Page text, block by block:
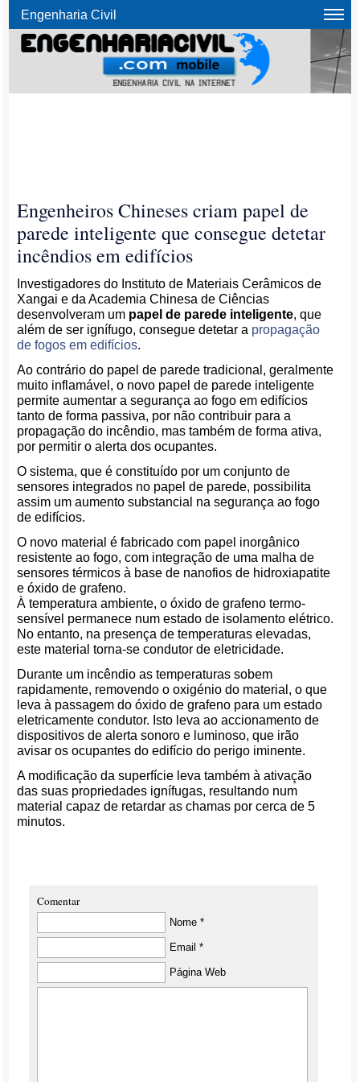
Engenharia Civil
Engenheiros Chineses criam papel de
parede inteligente que consegue detetar
incêndios em edifícios
Investigadores do Instituto de Materiais Cerâmicos de
Xangai e da Academia Chinesa de Ciências
desenvolveram um papel de parede inteligente, que
além de ser ignífugo, consegue detetar a propagação
de fogos em edifícios.
Ao contrário do papel de parede tradicional, geralmente
muito inflamável, o novo papel de parede inteligente
permite aumentar a segurança ao fogo em edifícios
tanto de forma passiva, por não contribuir para a
propagação do incêndio, mas também de forma ativa,
por permitir o alerta dos ocupantes.
O sistema, que é constituído por um conjunto de
sensores integrados no papel de parede, possibilita
assim um aumento substancial na segurança ao fogo
de edifícios.
O novo material é fabricado com papel inorgânico
resistente ao fogo, com integração de uma malha de
sensores térmicos à base de nanofios de hidroxiapatite
e óxido de grafeno.
À temperatura ambiente, o óxido de grafeno termo-
sensível permanece num estado de isolamento elétrico.
No entanto, na presença de temperaturas elevadas,
este material torna-se condutor de eletricidade.
Durante um incêndio as temperaturas sobem
rapidamente, removendo o oxigénio do material, o que
leva à passagem do óxido de grafeno para um estado
eletricamente condutor. Isto leva ao accionamento de
dispositivos de alerta sonoro e luminoso, que irão
avisar os ocupantes do edifício do perigo iminente.
A modificação da superfície leva também à ativação
das suas propriedades ignífugas, resultando num
material capaz de retardar as chamas por cerca de 5
minutos.
Comentar
Nome *
Email *
Página Web